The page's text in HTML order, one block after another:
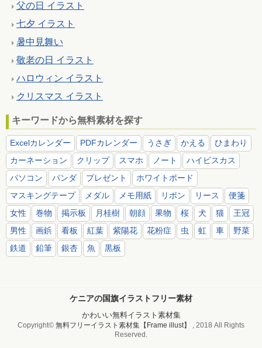
父の日 イラスト
七夕 イラスト
暑中見舞い
敬老の日 イラスト
ハロウィン イラスト
クリスマス イラスト
キーワードから無料素材を探す
Excelカレンダー PDFカレンダー うさぎ かえる
ひまわり
カーネーション
クリップ スマホ ノート
ハイビスカス
パソコン
パンダ プレゼント
ホワイトボード
マスキングテープ
メダル メモ用紙 リボン リース
便箋
女性
巻物 掲示板 月桂樹 朝顔 果物 桜 犬 猫
王冠
男性
画鋲 看板 紅葉 紫陽花 花粉症 虫 虹 車
野菜
鉄道
鉛筆 銀杏 魚 黒板
ケニアの国旗イラストフリー素材
かわいい無料イラスト素材集
Copyright© 無料フリーイラスト素材集【Frame illust】
, 2018 All Rights
Reserved.